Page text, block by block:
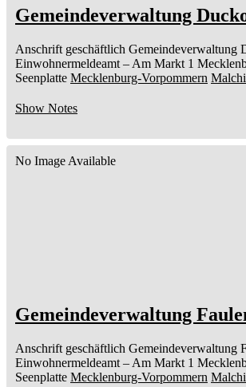
Gemeindeverwaltung
Anschrift geschäftlich Gemeindeverwaltung
Einwohnermeldeamt – Am Markt 1
Seenplatte Mecklenburg-Vorpommern
Show Notes
No Image Available
Gemeindeverwaltung
Anschrift geschäftlich Gemeindeverwaltung
Einwohnermeldeamt – Am Markt 1
Seenplatte Mecklenburg-Vorpommern